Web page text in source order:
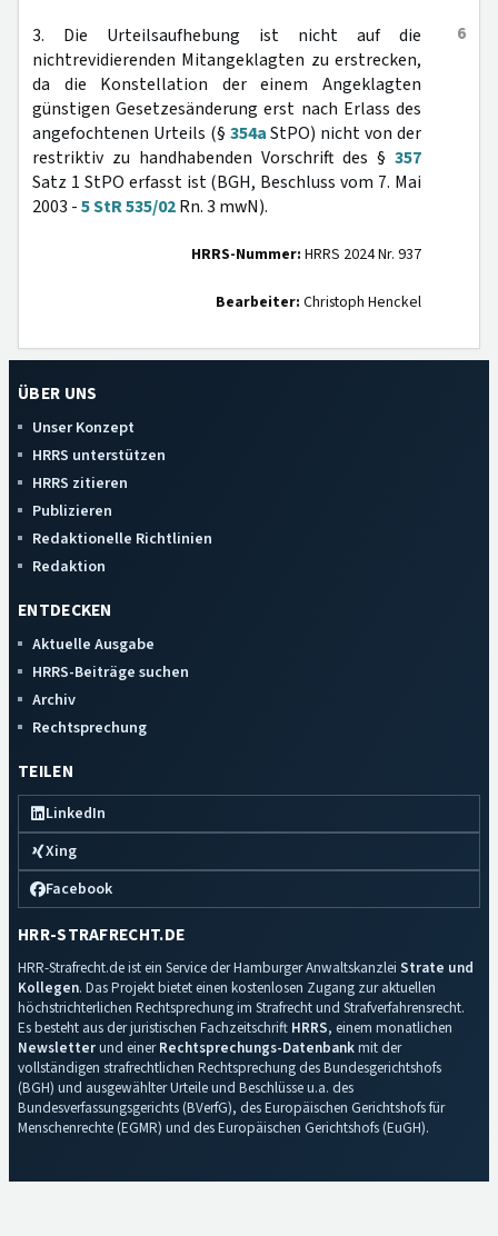
6
3. Die Urteilsaufhebung ist nicht auf die
nichtrevidierenden Mitangeklagten zu erstrecken,
da die Konstellation der einem Angeklagten
günstigen Gesetzesänderung erst nach Erlass des
angefochtenen Urteils (§ 354aStPO) nicht von der
restriktiv zu handhabenden Vorschrift des § 357
Satz 1 StPO erfasst ist (BGH, Beschluss vom 7. Mai
2003 -5 StR 535/02Rn. 3 mwN).
HRRS-Nummer: HRRS 2024 Nr. 937
Bearbeiter: Christoph Henckel
ÜBER UNS
Unser Konzept
HRRS unterstützen
HRRS zitieren
Publizieren
Redaktionelle Richtlinien
Redaktion
ENTDECKEN
Aktuelle Ausgabe
HRRS-Beiträge suchen
Archiv
Rechtsprechung
TEILEN
LinkedIn
Xing
Facebook
HRR-STRAFRECHT.DE
HRR-Strafrecht.de ist ein Service der Hamburger Anwaltskanzlei Strate und
Kollegen. Das Projekt bietet einen kostenlosen Zugang zur aktuellen
höchstrichterlichen Rechtsprechung im Strafrecht und Strafverfahrensrecht.
Es besteht aus der juristischen Fachzeitschrift HRRS, einem monatlichen
Newsletterund einerRechtsprechungs-Datenbankmit der
vollständigen strafrechtlichen Rechtsprechung des Bundesgerichtshofs
(BGH) und ausgewählter Urteile und Beschlüsse u.a. des
Bundesverfassungsgerichts (BVerfG), des Europäischen Gerichtshofs für
Menschenrechte (EGMR) und des Europäischen Gerichtshofs (EuGH).